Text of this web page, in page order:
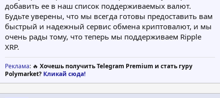
добавить ее в наш список поддерживаемых валют.
Будьте уверены, что мы всегда готовы предоставить вам
быстрый и надежный сервис обмена криптовалют, и мы
очень рады тому, что теперь мы поддерживаем Ripple
XRP.
Реклама: 🔥 Хочешь получить Telegram Premium и стать гуру
Polymarket? Кликай сюда!